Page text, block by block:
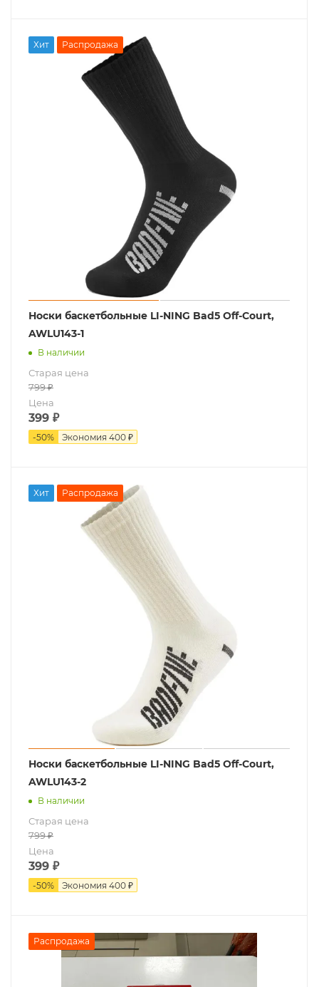
Хит Распродажа
Носки баскетбольные LI-NING Bad5 Off-Court,
AWLU143-1
В наличии
Старая цена
799₽
Цена
399 ₽
-50% Экономия 400 ₽
Хит Распродажа
Носки баскетбольные LI-NING Bad5 Off-Court,
AWLU143-2
В наличии
Старая цена
799₽
Цена
399 ₽
-50% Экономия 400 ₽
Распродажа